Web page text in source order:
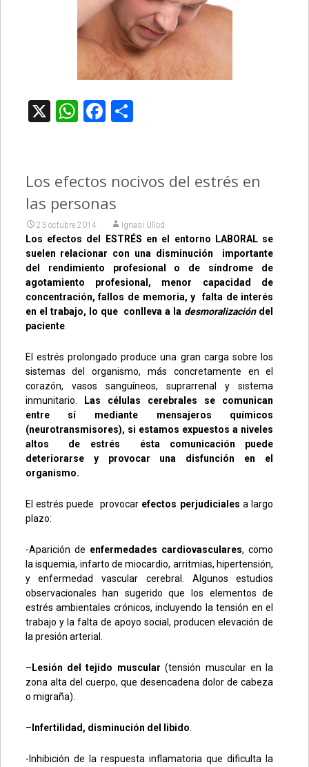
X WhatsApp
Facebook
Compartir
Los efectos nocivos del estrés en
las personas
23 octubre 2014 Ignasi Ullod
Los efectos del ESTRÉS en el entorno LABORAL se
suelen relacionar con una disminución importante
del rendimiento profesional o de síndrome de
agotamiento profesional, menor capacidad de
concentración, fallos de memoria, y falta de interés
en el trabajo, lo que conlleva a la desmoralizacióndel
paciente.
El estrés prolongado produce una gran carga sobre los
sistemas del organismo, más concretamente en el
corazón, vasos sanguíneos, suprarrenal y sistema
inmunitario.
Las células cerebrales se comunican
entre sí mediante mensajeros químicos
(neurotransmisores), si estamos expuestos a niveles
altos de estrés ésta comunicación puede
deteriorarse y provocar una disfunción en el
organismo.
El estrés puede provocar efectos perjudiciales a largo
plazo:
-Aparición de enfermedades cardiovasculares, como
la isquemia, infarto de miocardio, arritmias, hipertensión,
y enfermedad vascular cerebral. Algunos estudios
observacionales han sugerido que los elementos de
estrés ambientales crónicos, incluyendo la tensión en el
trabajo y la falta de apoyo social, producen elevación de
la presión arterial.
– Lesión del tejido muscular (tensión muscular en la
zona alta del cuerpo, que desencadena dolor de cabeza
o migraña).
– Infertilidad, disminución del libido
-Inhibición de la respuesta inflamatoria que dificulta la